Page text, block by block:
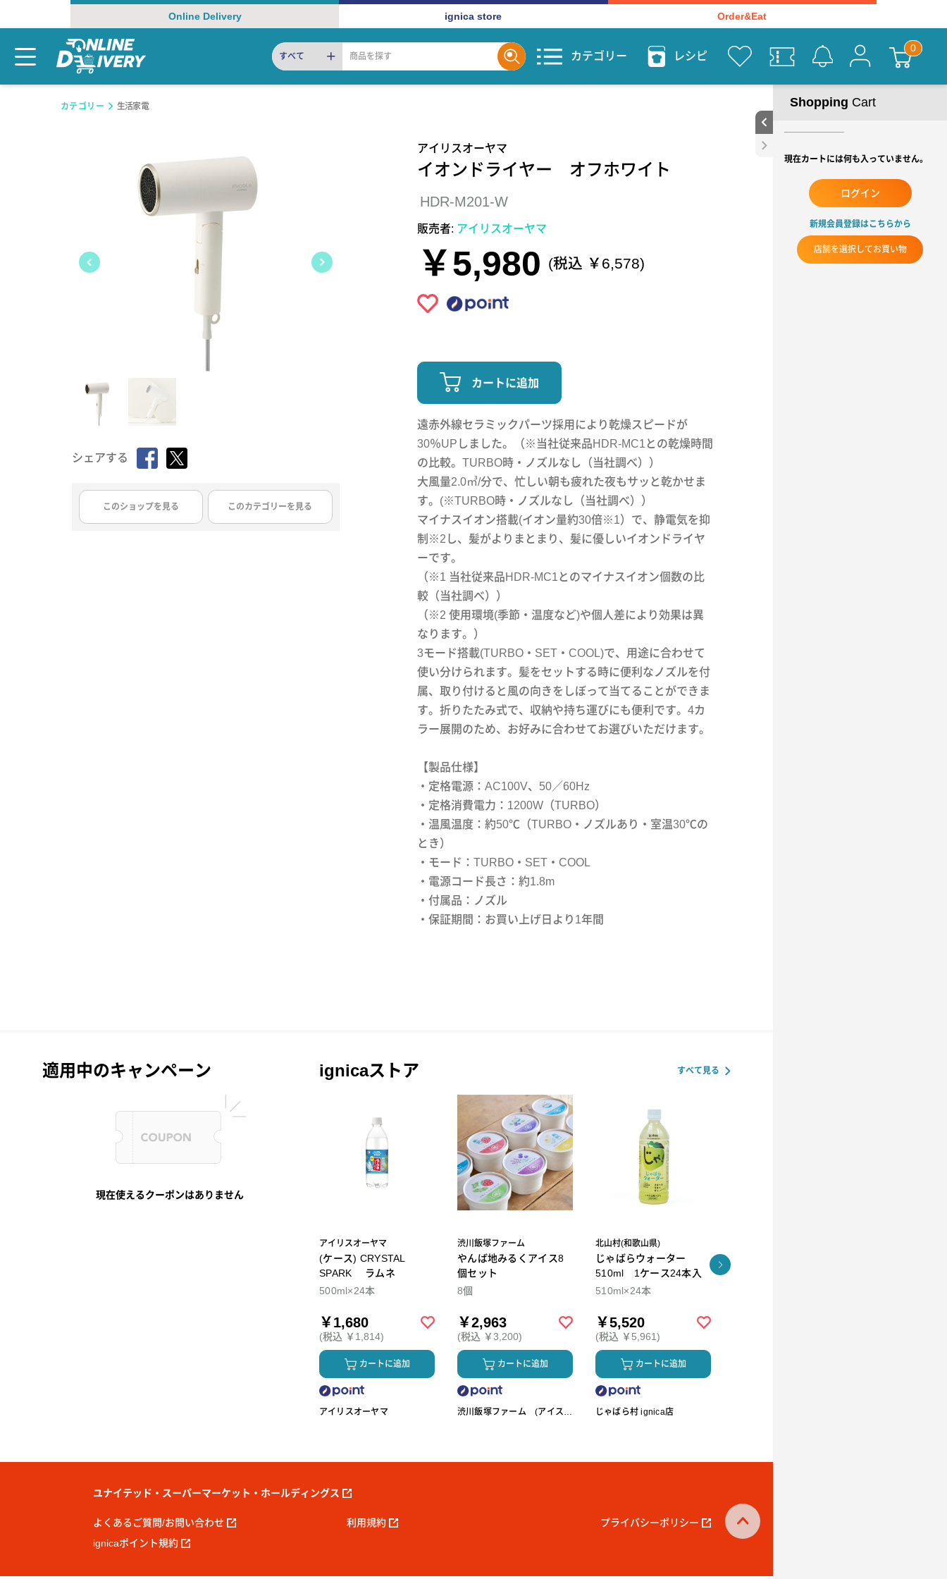
Online Delivery ignica store Order&Eat
すべて カテゴリー レシピ
カテゴリー 生活家電
シェアする
このショップを見る このカテゴリーを見る
アイリスオーヤマ
イオンドライヤー オフホワイト
HDR-M201-W
販売者: アイリスオーヤマ
￥5,980 (税込 ￥6,578)
カートに追加
遠赤外線セラミックパーツ採用により乾燥スピードが
30％UPしました。（※当社従来品HDR‐MC1との乾燥時間
の比較。TURBO時・ノズルなし（当社調べ））
大風量2.0㎥/分で、忙しい朝も疲れた夜もサッと乾かせま
す。(※TURBO時・ノズルなし（当社調べ））
マイナスイオン搭載(イオン量約30倍※1）で、静電気を抑
制※2し、髪がよりまとまり、髪に優しいイオンドライヤ
ーです。
（※1 当社従来品HDR‐MC1とのマイナスイオン個数の比
較（当社調べ））
（※2 使用環境(季節・温度など)や個人差により効果は異
なります。）
3モード搭載(TURBO・SET・COOL)で、用途に合わせて
使い分けられます。髪をセットする時に便利なノズルを付
属、取り付けると風の向きをしぼって当てることができま
す。折りたたみ式で、収納や持ち運びにも便利です。4カ
ラー展開のため、お好みに合わせてお選びいただけます。
【製品仕様】
・定格電源：AC100V、50／60Hz
・定格消費電力：1200W（TURBO）
・温風温度：約50℃（TURBO・ノズルあり・室温30℃の
とき）
・モード：TURBO・SET・COOL
・電源コード長さ：約1.8m
・付属品：ノズル
適用中のキャンペーン
現在使えるクーポンはありません
ignicaストア すべて見る
アイリスオーヤマ
(ケース) CRYSTAL
SPARK ラムネ
500ml×24本
￥1,680
(税込 ￥1,814)
カートに追加
アイリスオーヤマ
渋川飯塚ファーム
やんば地みるくアイス8
個セット
8個
￥2,963
(税込 ￥3,200)
カートに追加
渋川飯塚ファーム (アイスク
北山村(和歌山県)
じゃばらウォーター
510ml 1ケース24本入
510ml×24本
￥5,520
(税込 ￥5,961)
カートに追加
じゃばら村 ignica店
Shopping Cart
現在カートには何も入っていません。
ログイン
新規会員登録はこちらから
店舗を選択してお買い物
ユナイテッド・スーパーマーケット・ホールディングス
よくあるご質問/お問い合わせ 利用規約
プライバシーポリシー
ignicaポイント規約